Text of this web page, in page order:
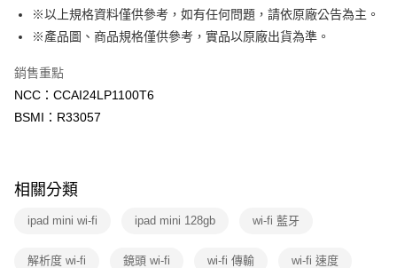
運送方式
廠商自送宅配免運
※以上規格資料僅供參考，如有任何問題，請依原廠公告為主。
※產品圖、商品規格僅供參考，實品以原廠出貨為準。
銷售重點
NCC：CCAI24LP1100T6
BSMI：R33057
相關分類
ipad mini wi-fi ipad mini 128gb wi-fi 藍牙
解析度 wi-fi 鏡頭 wi-fi wi-fi 傳輸 wi-fi 速度